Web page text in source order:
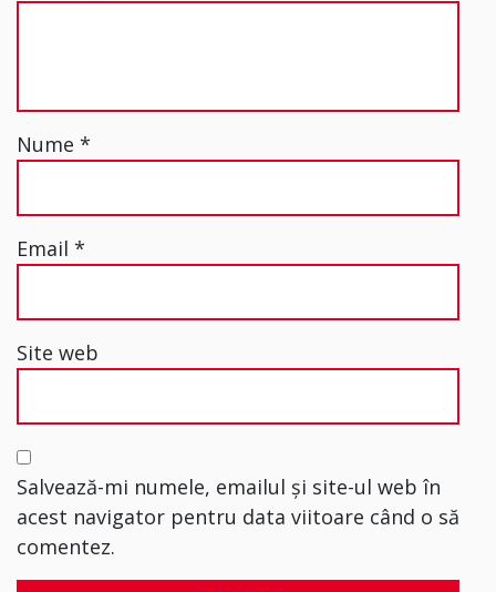
Nume *
Email *
Site web
Salvează-mi numele, emailul și site-ul web în
acest navigator pentru data viitoare când o să
comentez.